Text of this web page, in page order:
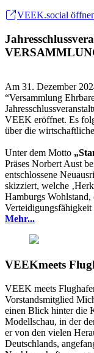
VEEK.social
Am 31. Dezember
“Versammlung
VEEK eröffnet. Es
über die
Unter dem Motto
Präses Norbert Aust
entschlossene
skizziert, welche
Hamburgs
Verteidigungsfähigkeit
Mehr...
VEEKmeets
VEEK meets
Vorstandsmitglied
einen Blick hinter die
Modellschau, in der
er von den vielen
Deutschlands,